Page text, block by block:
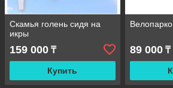
Скамья голень сидя на
икры
159 000 ₸
Купить
89 000₸